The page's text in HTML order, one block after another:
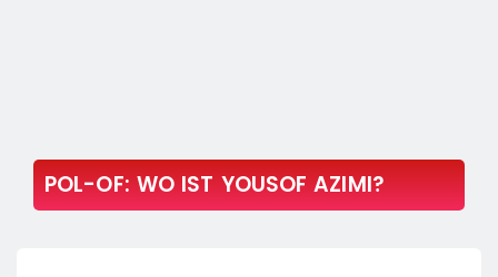
POL-OF: WO IST YOUSOF AZIMI?